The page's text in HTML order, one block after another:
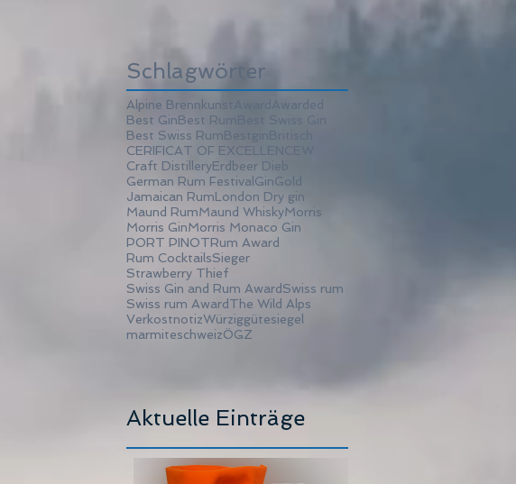
Schlagwörter
Alpine Brennkunst
Awarded
Best GinBest Rum
Best Swiss Gin
Best Swiss RumBestgin
CERIFICAT OF EXCELLENCEW
Craft DistilleryErdbeer Dieb
German Rum FestivalGinGold
Jamaican RumLondon Dry gin
Maund RumMaund WhiskyMorris
Morris GinMorris Monaco Gin
PORT PINOTRum Award
Rum CocktailsSieger
Strawberry Thief
Swiss Gin and Rum AwardSwiss rum
Swiss rum AwardThe Wild Alps
VerkostnotizWürziggütesiegel
marmiteschweizÖGZ
Aktuelle Einträge